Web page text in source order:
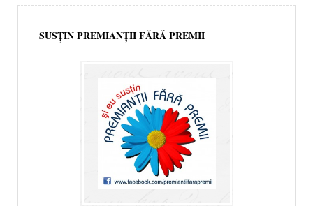
SUSȚIN PREMIANȚII FĂRĂ PREMII